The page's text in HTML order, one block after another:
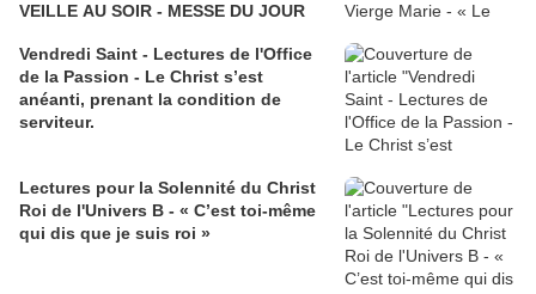
VEILLE AU SOIR - MESSE DU JOUR
Vendredi Saint - Lectures de l'Office
de la Passion - Le Christ s’est
anéanti, prenant la condition de
serviteur.
Lectures pour la Solennité du Christ
Roi de l'Univers B - « C’est toi-même
qui dis que je suis roi »